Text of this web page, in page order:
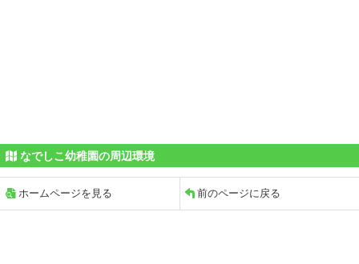
なでしこ幼稚園の周辺環境
ホームページを見る 前のページに戻る